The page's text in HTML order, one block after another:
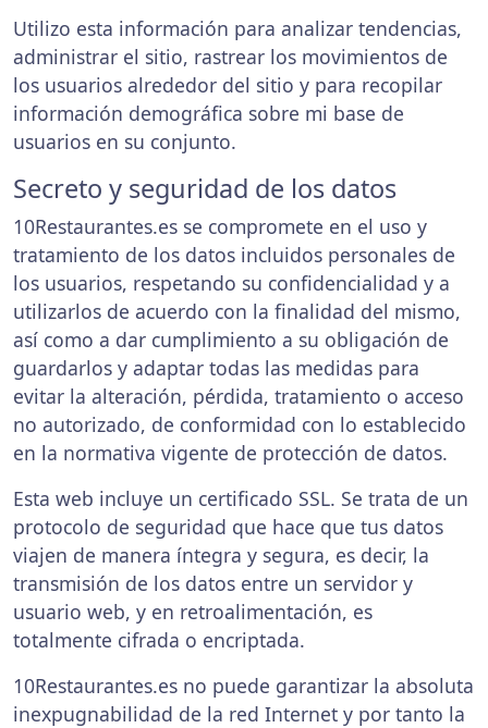
Utilizo esta información para analizar tendencias,
administrar el sitio, rastrear los movimientos de
los usuarios alrededor del sitio y para recopilar
información demográfica sobre mi base de
usuarios en su conjunto.
Secreto y seguridad de los datos
10Restaurantes.es se compromete en el uso y
tratamiento de los datos incluidos personales de
los usuarios, respetando su confidencialidad y a
utilizarlos de acuerdo con la finalidad del mismo,
así como a dar cumplimiento a su obligación de
guardarlos y adaptar todas las medidas para
evitar la alteración, pérdida, tratamiento o acceso
no autorizado, de conformidad con lo establecido
en la normativa vigente de protección de datos.
Esta web incluye un certificado SSL. Se trata de un
protocolo de seguridad que hace que tus datos
viajen de manera íntegra y segura, es decir, la
transmisión de los datos entre un servidor y
usuario web, y en retroalimentación, es
totalmente cifrada o encriptada.
10Restaurantes.es no puede garantizar la absoluta
inexpugnabilidad de la red Internet y por tanto la